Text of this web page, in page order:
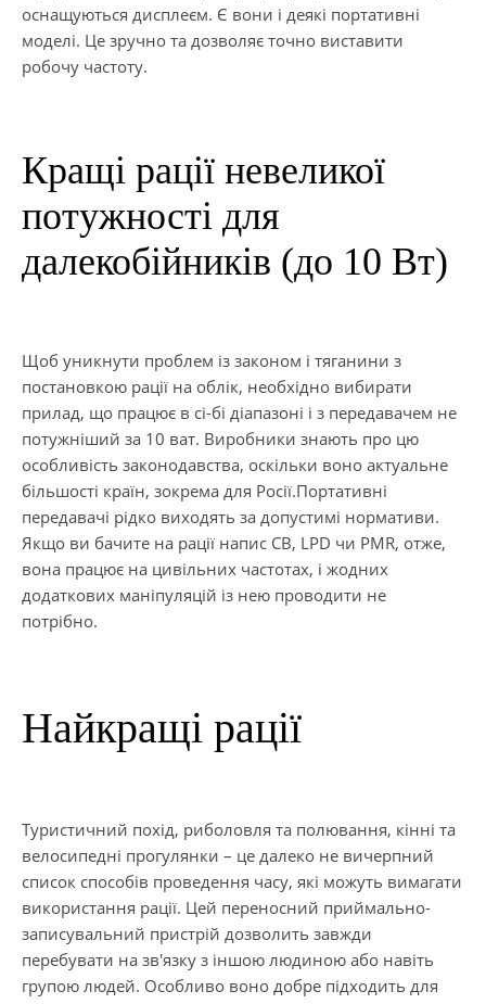
оснащуються дисплеєм. Є вони і деякі портативні
моделі. Це зручно та дозволяє точно виставити
робочу частоту.
Кращі рації невеликої
потужності для
далекобійників (до 10 Вт)
Щоб уникнути проблем із законом і тяганини з
постановкою рації на облік, необхідно вибирати
прилад, що працює в сі-бі діапазоні і з передавачем не
потужніший за 10 ват. Виробники знають про цю
особливість законодавства, оскільки воно актуальне
більшості країн, зокрема для Росії.Портативні
передавачі рідко виходять за допустимі нормативи.
Якщо ви бачите на рації напис СВ, LPD чи PMR, отже,
вона працює на цивільних частотах, і жодних
додаткових маніпуляцій із нею проводити не
потрібно.
Найкращі рації
Туристичний похід, риболовля та полювання, кінні та
велосипедні прогулянки – це далеко не вичерпний
список способів проведення часу, які можуть вимагати
використання рації. Цей переносний приймально-
записувальний пристрій дозволить завжди
перебувати на зв'язку з іншою людиною або навіть
групою людей. Особливо воно добре підходить для